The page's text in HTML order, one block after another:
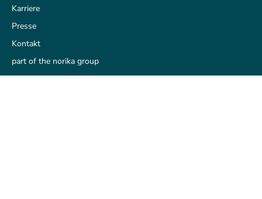
Karriere
Presse
Kontakt
part of the norika group